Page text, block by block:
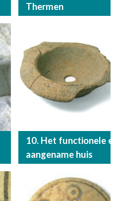
Thermen
10. Het functionele en
aangename huis